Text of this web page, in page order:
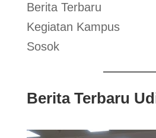
Berita Terbaru
Kegiatan Kampus
Sosok
Berita Terbaru